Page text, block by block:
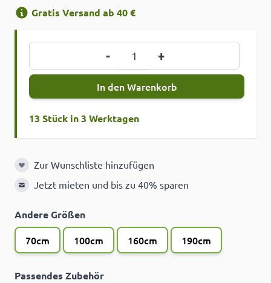
Gratis Versand ab 40 €
- +
In den Warenkorb
13 Stück in 3 Werktagen
Zur Wunschliste hinzufügen
Zur Wunschliste hinzufügen
Jetzt mieten und bis zu 40% sparen
Andere Größen
70cm 100cm 160cm 190cm
Passendes Zubehör